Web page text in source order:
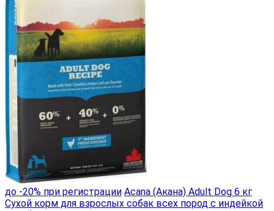
до -20% при регистрации Acana (Акана) Adult Dog 6 кг
Сухой корм для взрослых собак всех пород с индейкой